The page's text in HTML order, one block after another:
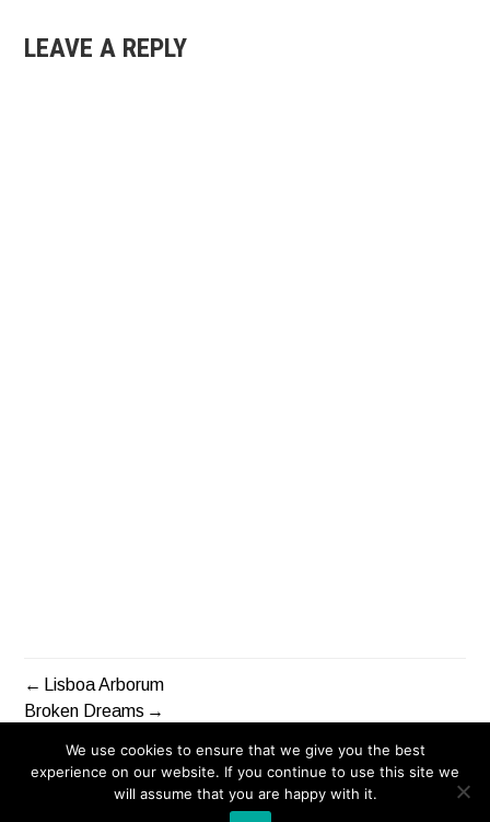
LEAVE A REPLY
NAVIGAZIONE
ARTICOLI
Lisboa Arborum
Broken Dreams
Orgogliosamente fornito da WordPress |Tema: Blask di
This website uses cookies: By continuing to browse this
We use cookies to ensure that we give you the best
experience on our website. If you continue to use this site we
will assume that you are happy with it.